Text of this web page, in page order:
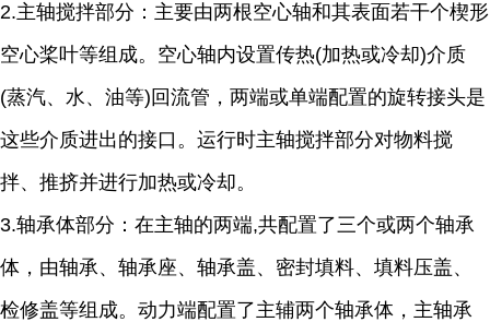
2.主轴搅拌部分：主要由两根空心轴和其表面若干个楔形
空心桨叶等组成。空心轴内设置传热(加热或冷却)介质
(蒸汽、水、油等)回流管，两端或单端配置的旋转接头是
这些介质进出的接口。运行时主轴搅拌部分对物料搅
拌、推挤并进行加热或冷却。
3.轴承体部分：在主轴的两端,共配置了三个或两个轴承
体，由轴承、轴承座、轴承盖、密封填料、填料压盖、
检修盖等组成。动力端配置了主辅两个轴承体，主轴承